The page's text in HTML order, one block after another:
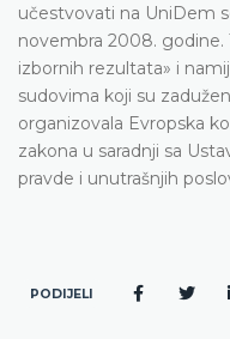
učestvovati na UniDem
novembra 2008. godine.
izbornih rezultata» i
sudovima koji su
organizovala Evropska
zakona u saradnji sa
pravde i unutrašnjih
PODIJELI